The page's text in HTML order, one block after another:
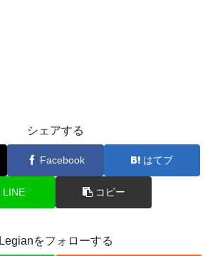
シェアする
Facebook はてブ
LINE コピー
Legianをフォローする